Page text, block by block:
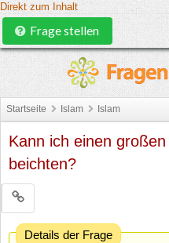
Direkt zum Inhalt
Frage stellen
Startseite Islam Islam
Kann ich einen
beichten?
Details der Frage